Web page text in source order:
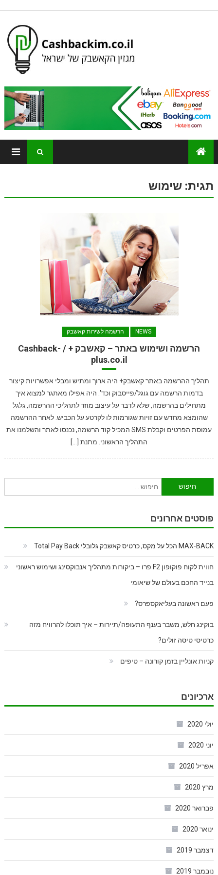
תגית: שימוש
NEWS הרשמה לשירות קאשבק
הרשמה ושימוש באתר – קאשבק + / Cashback-
plus.co.il
תהליך ההרשמה באתר קאשבק+ היה ארוך ומתיש ומבלי אפשרויות קיצור
בדמות הרשמה עם גוגל/פייסבוק וכד'. היה אפילו מאתגר למצוא איך
מתחילים בהרשמה, שלא לדבר על עיצוב מוזר לתהליכי ההרשמה, גלגל
שהומצא מחדש עם זויות שגורמות לו לקרטע על הכביש. לאחר ההרשמה
עמוסת הפרטים וקבלת SMS המכיל קוד הרשמה, נכנסו לאתר והשלמנו את
התהליך הראשוני. מתנת […]
חיפוש:
פוסטים אחרונים
MAX-BACK הכל על מקס, כרטיס קאשבק גלובלי Total Pay Back
חווית לקוח פוקופון F2 פרו – ביקורות מתהליך אנבוקסינג ושימוש ראשוני
בנייד החכם בעולם של שיאומי
פעם ראשונה בעליאקספרס?
בוקינג חלש, משבר בענף התעופה/תיירות – איך תוכלו להרוויח מזה
כרטיסי טיסה זולים?
קניות אונליין בזמן קורונה – טיפים
ארכיונים
יולי 2020
יוני 2020
אפריל 2020
מרץ 2020
פברואר 2020
ינואר 2020
דצמבר 2019
נובמבר 2019